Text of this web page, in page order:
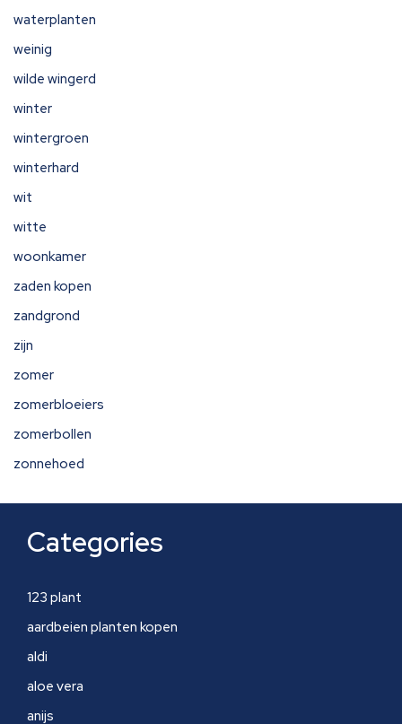
waterplanten
weinig
wilde wingerd
winter
wintergroen
winterhard
wit
witte
woonkamer
zaden kopen
zandgrond
zijn
zomer
zomerbloeiers
zomerbollen
zonnehoed
Categories
123 plant
aardbeien planten kopen
aldi
aloe vera
anijs